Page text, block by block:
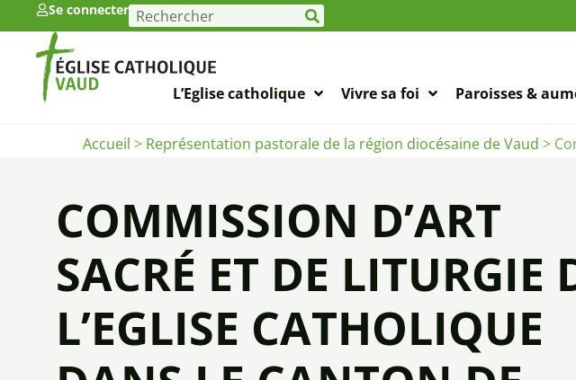
Se connecter
L’Eglise catholique Vivre sa foi Paroisses &
Accueil > Représentation pastorale de la région diocésaine de Vaud >
COMMISSION D’ART
SACRÉ ET DE LITURGIE
L’EGLISE CATHOLIQUE